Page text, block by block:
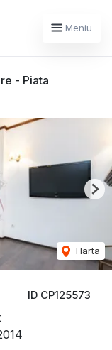
Meniu
- Piata
ID CP125573
Harta